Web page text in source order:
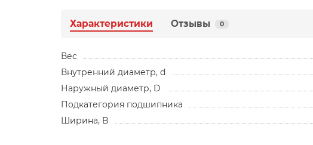
Характеристики Отзывы 0
Вес
Внутренний диаметр, d
Наружный диаметр, D
Подкатегория подшипника
Ширина, B